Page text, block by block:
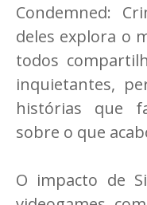
Condemned:
deles explora o
todos
inquietantes,
histórias que
sobre o que
O impacto de